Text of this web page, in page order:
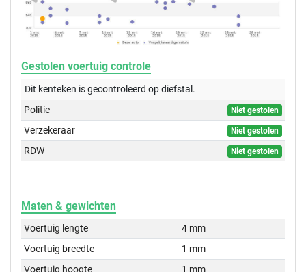
Gestolen voertuig controle
Dit kenteken is gecontroleerd opdiefstal.
Politie
Niet gestolen
Verzekeraar Niet gestolen
RDW Niet gestolen
Maten & gewichten
Voertuig lengte
4 mm
Voertuig breedte
1 mm
Voertuig hoogte
1 mm